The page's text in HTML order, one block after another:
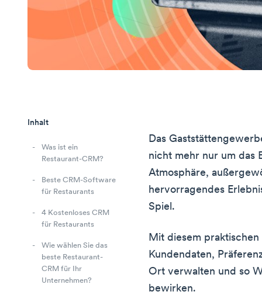
Inhalt
Was ist ein
Restaurant-CRM?
Beste CRM-Software
für Restaurants
4 Kostenloses CRM
für Restaurants
Wie wählen Sie das
beste Restaurant-
CRM für Ihr
Unternehmen?
Das
nicht mehr nur um das
Atmosphäre,
hervorragendes
Spiel.
Mit diesem
Kundendaten,
Ort verwalten und so
bewirken.